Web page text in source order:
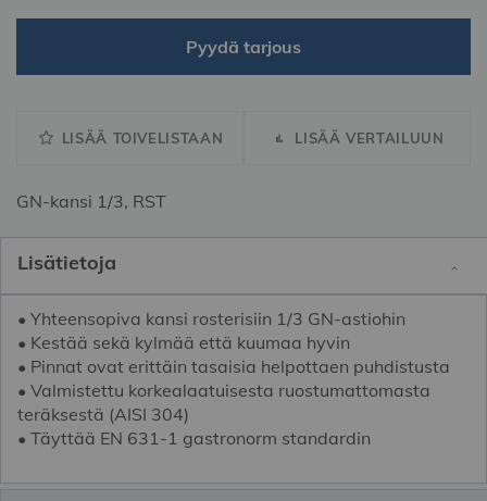
Pyydä tarjous
LISÄÄ TOIVELISTAAN LISÄÄ VERTAILUUN
GN-kansi 1/3, RST
Lisätietoja
• Yhteensopiva kansi rosterisiin 1/3 GN-astiohin
• Kestää sekä kylmää että kuumaa hyvin
• Pinnat ovat erittäin tasaisia helpottaen puhdistusta
• Valmistettu korkealaatuisesta ruostumattomasta
teräksestä (AISI 304)
• Täyttää EN 631-1 gastronorm standardin